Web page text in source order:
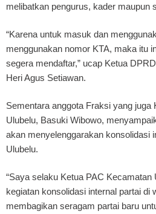
melibatkan pengurus, kader maupun
“Karena untuk masuk dan
menggunakan nomor KTA, maka itu
segera mendaftar,” ucap Ketua
Heri Agus Setiawan.
Sementara anggota Fraksi yang juga
Ulubelu, Basuki Wibowo,
akan menyelenggarakan konsolidasi
Ulubelu.
“Saya selaku Ketua PAC
kegiatan konsolidasi internal partai di
membagikan seragam partai baru